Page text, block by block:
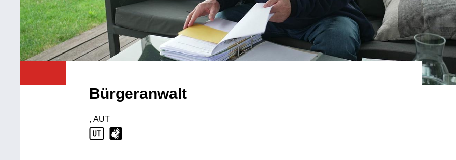
Bürgeranwalt
Produktionsland: AUT
, AUT